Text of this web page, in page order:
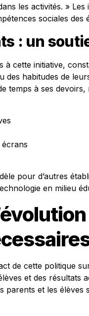
les activités. »
sociales des
: un
cette initiative,
des habitudes de
temps à ses devoirs,
pour d’autres
en milieu
de cette politique
et des résultats
parents et les élèves